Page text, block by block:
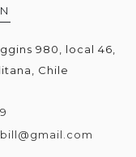
980, local 46,
Chile